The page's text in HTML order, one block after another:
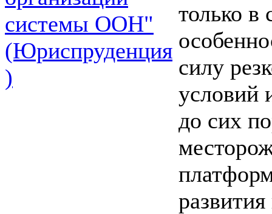
системы ООН"
(Юриспруденция
)
только в
силу
условий
до сих